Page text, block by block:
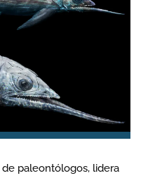
paleontólogos, lidera